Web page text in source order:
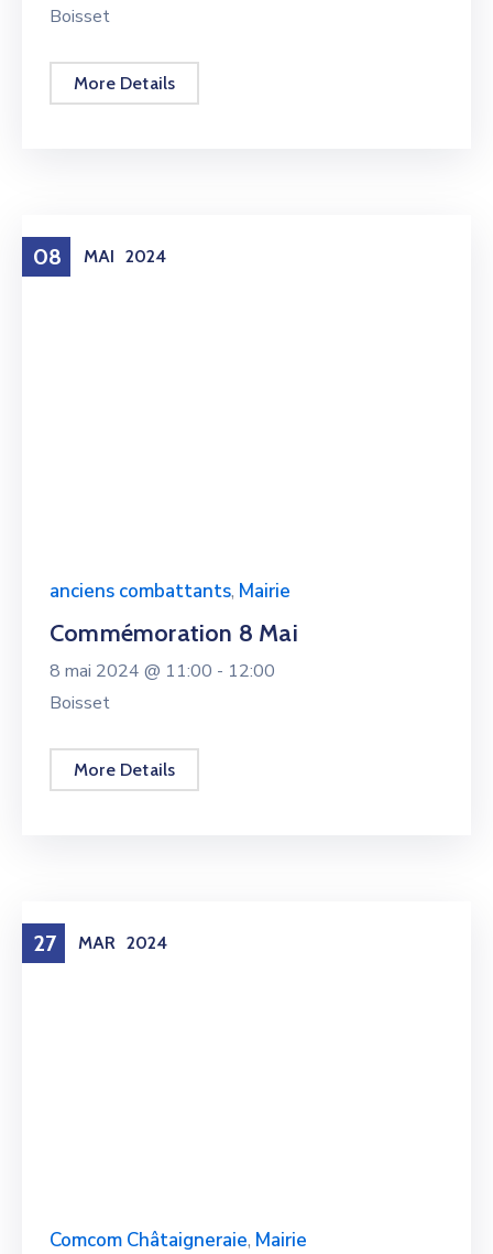
Boisset
More Details
08 MAI 2024
anciens combattants, Mairie
Commémoration 8 Mai
8 mai 2024 @ 11:00 - 12:00
Boisset
More Details
27 MAR 2024
Comcom Châtaigneraie, Mairie